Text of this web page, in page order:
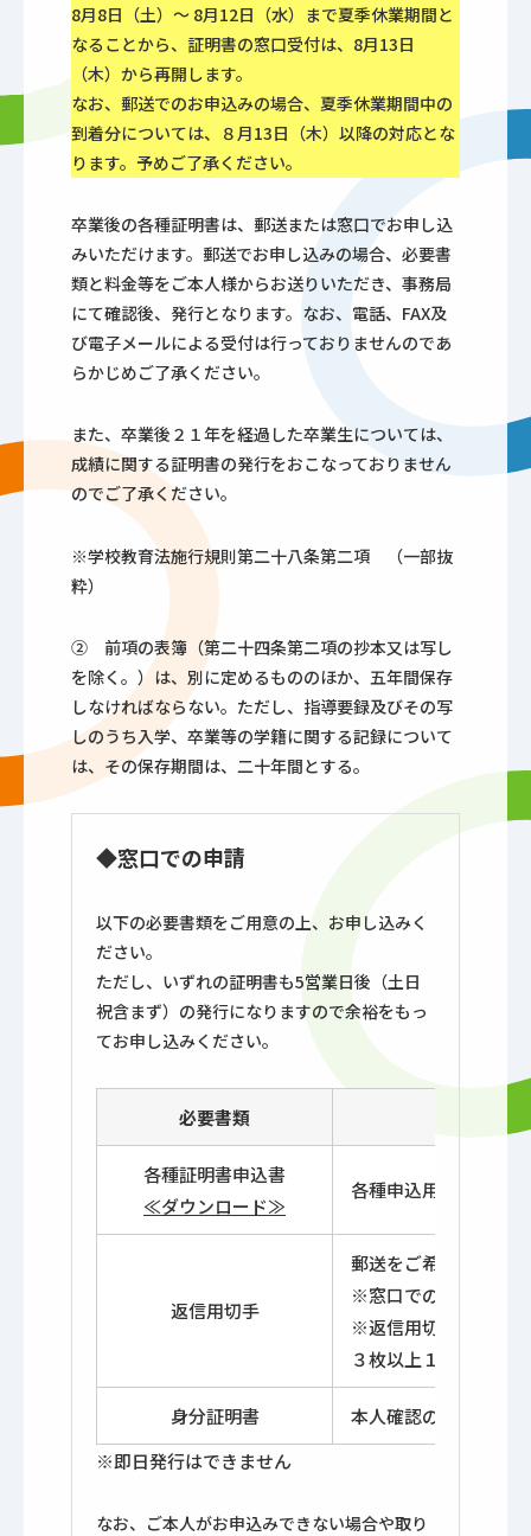
8月8日（土）～ 8月12日（水）まで夏季休業期間と
なることから、証明書の窓口受付は、8月13日
（木）から再開します。
なお、郵送でのお申込みの場合、夏季休業期間中の
到着分については、８月13日（木）以降の対応とな
ります。予めご了承ください。
卒業後の各種証明書は、郵送または窓口でお申し込
みいただけます。郵送でお申し込みの場合、必要書
類と料金等をご本人様からお送りいただき、事務局
にて確認後、発行となります。なお、電話、FAX及
び電子メールによる受付は行っておりませんのであ
らかじめご了承ください。
また、卒業後２１年を経過した卒業生については、
成績に関する証明書の発行をおこなっておりません
のでご了承ください。
※学校教育法施行規則第二十八条第二項 （一部抜
粋）
② 前項の表簿（第二十四条第二項の抄本又は写し
を除く。）は、別に定めるもののほか、五年間保存
しなければならない。ただし、指導要録及びその写
しのうち入学、卒業等の学籍に関する記録について
は、その保存期間は、二十年間とする。
◆窓口での申請
以下の必要書類をご用意の上、お申し込みく
ださい。
ただし、いずれの証明書も5営業日後（土日
祝含まず）の発行になりますので余裕をもっ
てお申し込みください。
必要書類
各種証明書申込書
≪ダウンロード≫
各種申込用紙に必要
返信用切手
郵送をご希望の場合
※窓口での受取が可
※返信用切手の目安
３枚以上１８０円（
身分証明書
本人確認のため身分
※即日発行はできません
なお、ご本人がお申込みできない場合や取り